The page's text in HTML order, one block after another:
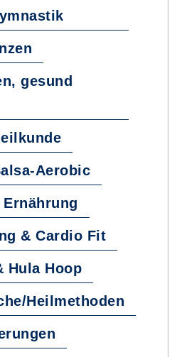
gesund
Aerobic
& Cardio Fit
Hula Hoop
Heilmethoden